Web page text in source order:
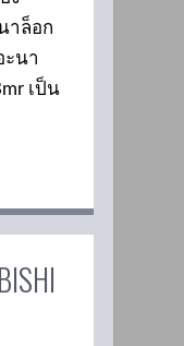
าล็อก
ะนา
เป็น